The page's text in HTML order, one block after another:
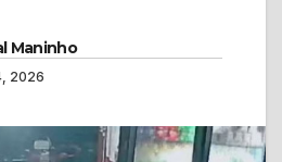
Maninho
2026